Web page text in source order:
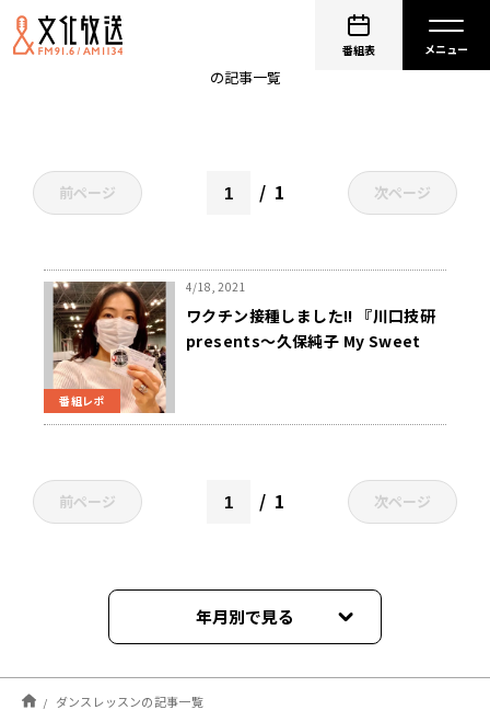
番組表
の記事一覧
前ページ 1 次ページ
番組レポ
4/18, 2021
ワクチン接種しました!! 『川口技研
presents～久保純子 My Sweet
前ページ 1 次ページ
年月別で見る
2021年04月
ダンスレッスンの記事一覧